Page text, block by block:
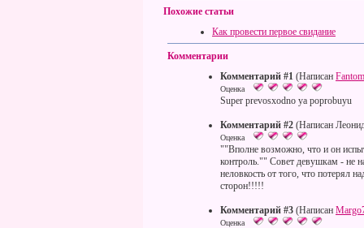
Похожие статьи
Как провести первое свидание
Комментарии
Комментарий #1 (Написан Fantom
Оценка
Super prevosxodno ya poprobuyu
Комментарий #2 (Написан
Оценка
""Вполне возможно, что и он
контроль."" Совет девушкам - не
неловкость от того, что потерял
сторон!!!!!
Комментарий #3 (Написан
Оценка